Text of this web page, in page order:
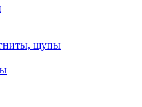
щупы